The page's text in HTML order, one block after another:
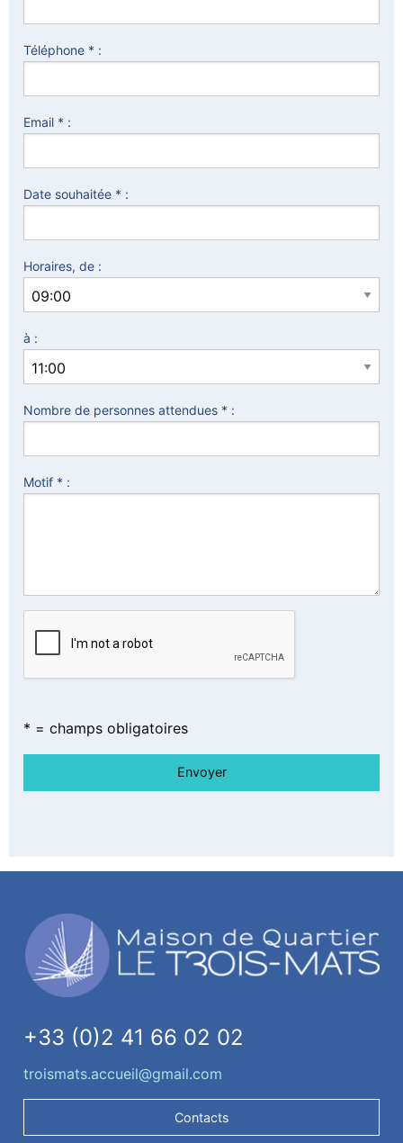
Téléphone * :
Email * :
Date souhaitée * :
Horaires, de :
à :
Nombre de personnes attendues * :
Motif * :
* = champs obligatoires
+33 (0)2 41 66 02 02
troismats.accueil@gmail.com
Contacts